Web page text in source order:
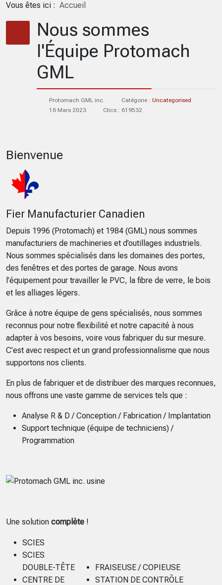
Vous êtes ici : Accueil
Nous sommes
l'Équipe Protomach
GML
Protomach GML inc. Catégorie : Uncategorised
16 Mars 2023
Clics : 619532
Bienvenue
Fier Manufacturier Canadien
Depuis 1996 (Protomach) et 1984 (GML) nous sommes
manufacturiers de machineries et d’outillages industriels.
Nous sommes spécialisés dans les domaines des portes,
des fenêtres et des portes de garage. Nous avons
l’équipement pour travailler le PVC, la fibre de verre, le bois
et les alliages légers.
Grâce à notre équipe de gens spécialisés, nous sommes
reconnus pour notre flexibilité et notre capacité à nous
adapter à vos besoins, voire vous fabriquer du sur mesure.
C’est avec respect et un grand professionnalisme que nous
supportons nos clients.
En plus de fabriquer et de distribuer des marques reconnues,
nous offrons une vaste gamme de services tels que :
Analyse R & D / Conception / Fabrication / Implantation
Support technique (équipe de techniciens) /
Programmation
Une solution complète !
SCIES
SCIES
DOUBLE-TÊTE
CENTRE DE
FRAISEUSE / COPIEUSE
STATION DE CONTRÔLE